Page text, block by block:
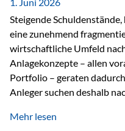
Dennoch sieht…
Steigende
eine zunehmend
wirtschaftliche Umfeld
Anlagekonzepte – allen
Portfolio – geraten
Anleger suchen deshalb
Unsicherheit abzusichern.
Mehr lesen